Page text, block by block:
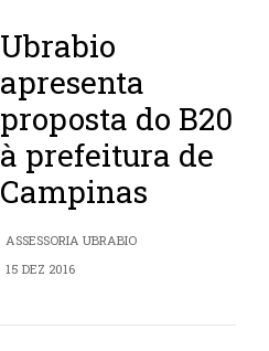
Ubrabio
apresenta
proposta do B20
à prefeitura de
Campinas
ASSESSORIA UBRABIO
15 DEZ 2016